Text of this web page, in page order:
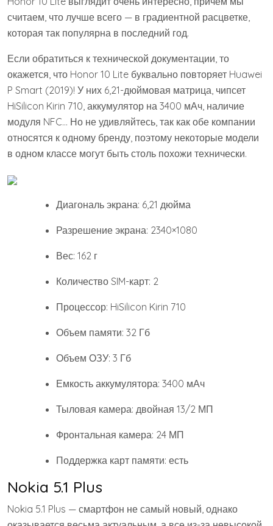
считаем, что лучше всего — в градиентной расцветке,
которая так популярна в последний год.
Если обратиться к технической документации, то
окажется, что Honor 10 Lite буквально повторяет Huawei
P Smart (2019)! У них 6,21-дюймовая матрица, чипсет
HiSilicon Kirin 710, аккумулятор на 3400 мАч, наличие
модуля NFC… Но не удивляйтесь, так как обе компании
относятся к одному бренду, поэтому некоторые модели
в одном классе могут быть столь похожи технически.
Диагональ экрана: 6,21 дюйма
Разрешение экрана: 2340×1080
Вес: 162 г
Количество SIM-карт: 2
Процессор: HiSilicon Kirin 710
Объем памяти: 32 Гб
Объем ОЗУ: 3 Гб
Емкость аккумулятора: 3400 мАч
Тыловая камера: двойная 13/2 МП
Фронтальная камера: 24 МП
Поддержка карт памяти: есть
Nokia 5.1 Plus
Nokia 5.1 Plus — смартфон не самый новый, однако